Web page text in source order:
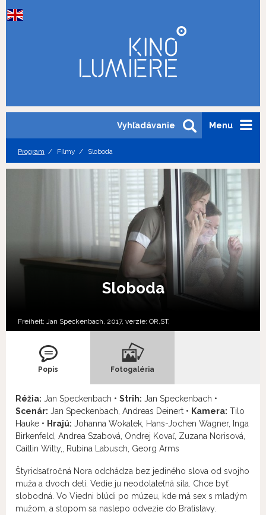
Menu
Vyhľadávanie
Program Filmy Sloboda
Sloboda
Freiheit; Jan Speckenbach, 2017, verzie: OR, ST,
Popis Fotogaléria
Réžia: Jan Speckenbach • Strih: Jan Speckenbach •
Scenár: Jan Speckenbach, Andreas Deinert • Kamera: Tilo
Hauke • Hrajú: Johanna Wokalek, Hans-Jochen Wagner, Inga
Birkenfeld, Andrea Szabová, Ondrej Kovaľ, Zuzana Norisová,
Caitlin Witty,, Rubina Labusch, Georg Arms
Štyridsaťročná Nora odchádza bez jediného slova od svojho
muža a dvoch detí. Vedie ju neodolateľná sila. Chce byť
slobodná. Vo Viedni blúdi po múzeu, kde má sex s mladým
mužom, a stopom sa naslepo odvezie do Bratislavy.